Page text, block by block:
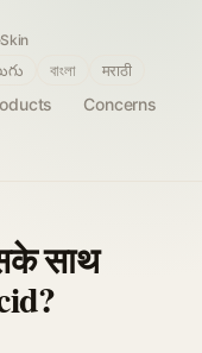
Concerns
বাংলা मराठी
साथ